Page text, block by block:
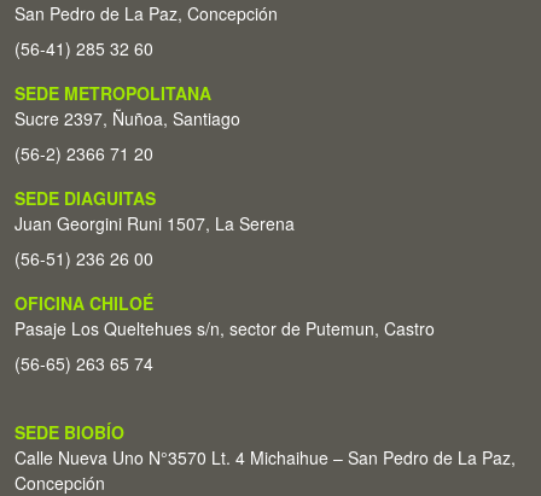
San Pedro de La Paz, Concepción
(56-41) 285 32 60
SEDE METROPOLITANA
Sucre 2397, Ñuñoa, Santiago
(56-2) 2366 71 20
SEDE DIAGUITAS
Juan Georgini Runi 1507, La Serena
(56-51) 236 26 00
OFICINA CHILOÉ
Pasaje Los Queltehues s/n, sector de Putemun, Castro
(56-65) 263 65 74
SEDE BIOBÍO
Calle Nueva Uno N°3570 Lt. 4 Michaihue – San Pedro de La Paz,
Concepción